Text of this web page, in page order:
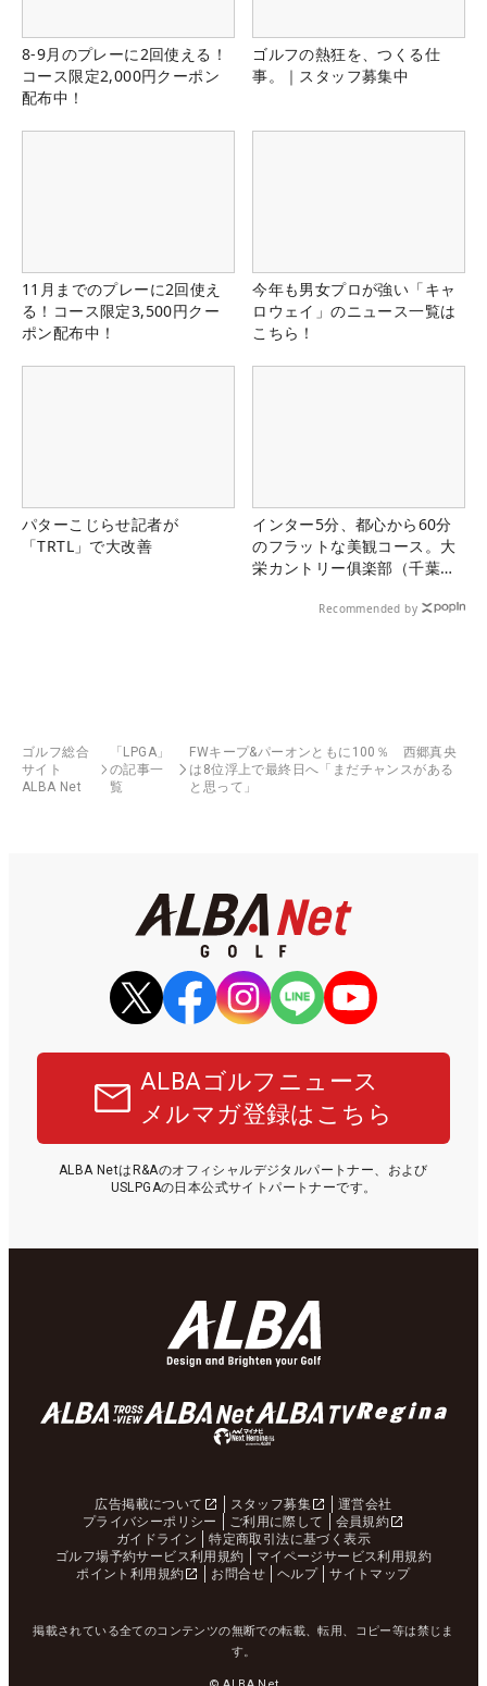
8-9月のプレーに2回使える！
コース限定2,000円クーポン
配布中！
ゴルフの熱狂を、つくる仕
事。｜スタッフ募集中
11月までのプレーに2回使え
る！コース限定3,500円クー
ポン配布中！
今年も男女プロが強い「キャ
ロウェイ」のニュース一覧は
こちら！
パターこじらせ記者が
「TRTL」で大改善
インター5分、都心から60分
のフラットな美観コース。大
栄カントリー俱楽部（千葉
Recommended by
ゴルフ総合
サイト
ALBA Net
「LPGA」
の記事一
覧
FWキープ&パーオンともに100％ 西郷真央
は8位浮上で最終日へ「まだチャンスがある
と思って」
ALBAゴルフニュース
メルマガ登録はこちら
ALBA NetはR&Aのオフィシャルデジタルパートナー、および
USLPGAの日本公式サイトパートナーです。
広告掲載について スタッフ募集
運営会社
プライバシーポリシー
ご利用に際して
会員規約
ガイドライン
特定商取引法に基づく表示
ゴルフ場予約サービス利用規約
マイページサービス利用規約
ポイント利用規約
お問合せ ヘルプ サイトマップ
掲載されている全てのコンテンツの無断での転載、転用、コピー等は禁じま
す。